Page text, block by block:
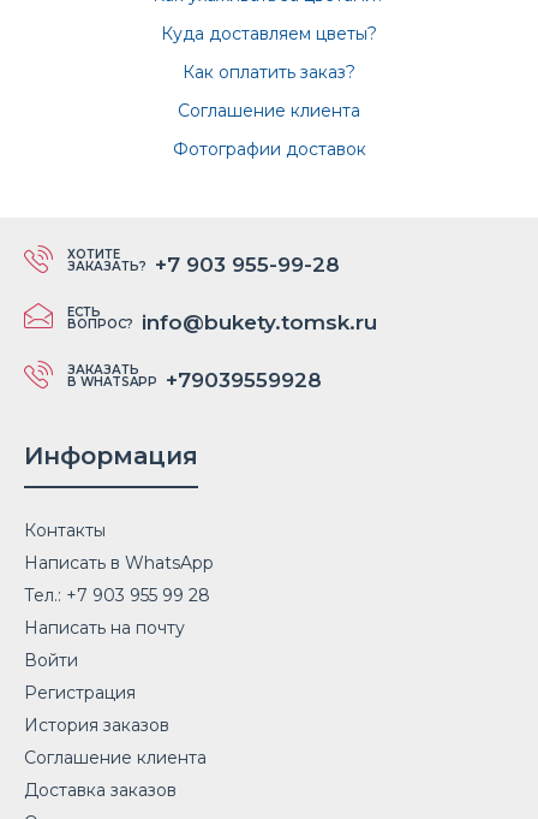
Куда доставляем цветы?
Как оплатить заказ?
Соглашение клиента
Фотографии доставок
ХОТИТЕ
ЗАКАЗАТЬ? +7 903 955-99-28
ЕСТЬ
ВОПРОС? info@bukety.tomsk.ru
ЗАКАЗАТЬ
В WHATSAPP +79039559928
Информация
Контакты
Написать в WhatsApp
Тел.: +7 903 955 99 28
Написать на почту
Войти
Регистрация
История заказов
Соглашение клиента
Доставка заказов